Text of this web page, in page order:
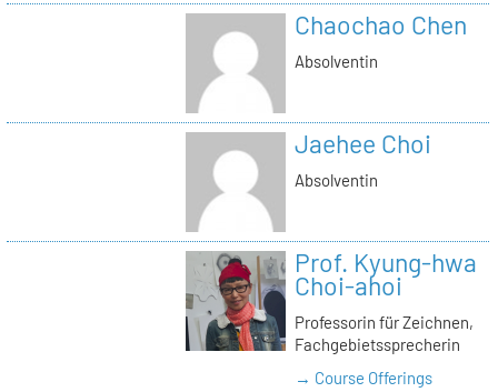
Chaochao Chen
Absolventin
Jaehee Choi
Absolventin
Prof. Kyung-hwa
Choi-ahoi
Professorin für Zeichnen,
Fachgebietssprecherin
→ Course Offerings